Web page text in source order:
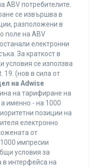
ABV потребителите.
се извършва в
разположени в
поле на ABV
електронни
За краткост в
условия се използва
19. (нов в сила от
на Adwise
на тарифиране на
именно - на 1000
позиции на
електронно
от
импресии
условия за
в интерфейса на